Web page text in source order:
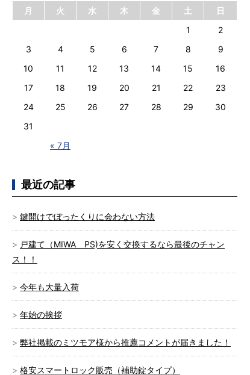
月
火 水 木 金 土 日
« 7月
1
2
3
4 5 6 7 8
9
10
11 12 13 14 15
16
17
18 19 20 21 22
23
24
25 26 27 28 29
30
31
最近の記事
鍵開けでぼったくりに会わない方法
戸建て（MIWA PS)を安く交換するなら最後のチャン
ス！！
今年も大量入荷
年始の挨拶
弊社掲載のミツモア様から推薦コメントが届きました！
格安スマートロック販売（補助錠タイプ）